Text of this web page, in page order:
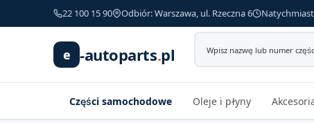
22 100 15 90 Odbiór: Warszawa, ul. Rzeczna 6
e -autoparts.pl
Części samochodowe Oleje i płyny